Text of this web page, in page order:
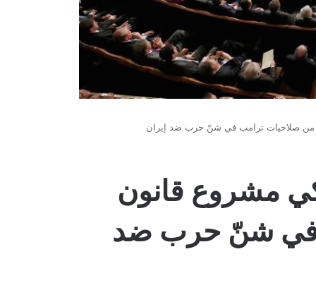
من صلاحيات ترامب في شنّ حرب ضد إيران
مشروع قانون
في شنّ حرب ضد